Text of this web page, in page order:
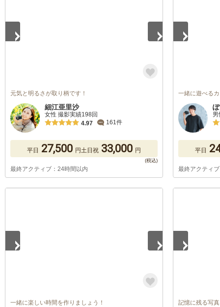
元気と明るさが取り柄です！
細江亜里沙
女性 撮影実績198回
4.97
161件
平日 27,500 円土日祝 33,000 円
最終アクティブ：24時間以内
一緒に遊べる
平日
最終アクティ
一緒に楽しい時間を作りましょう！ 記憶に残る写